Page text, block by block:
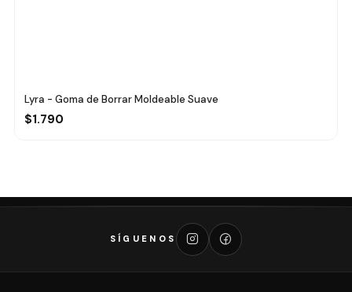
Lyra - Goma de Borrar Moldeable Suave
$1.790
SÍGUENOS